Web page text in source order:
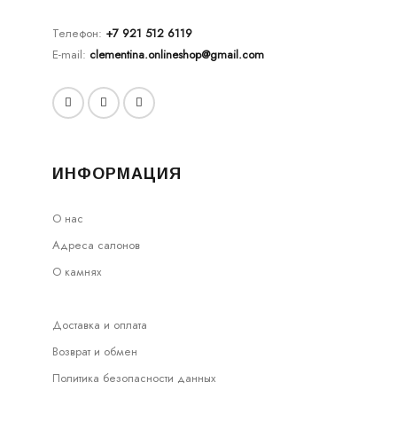
Телефон: +7 921 512 6119
E-mail: clementina.onlineshop@gmail.com
ИНФОРМАЦИЯ
О нас
Адреса салонов
О камнях
Доставка и оплата
Возврат и обмен
Политика безопасности данных